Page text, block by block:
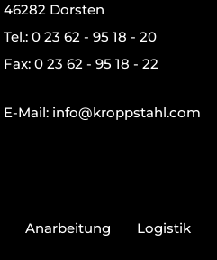
46282 Dorsten
Tel.: 0 23 62 - 95 18 - 20
Fax: 0 23 62 - 95 18 - 22
E-Mail: info@kroppstahl.com
Anarbeitung Logistik